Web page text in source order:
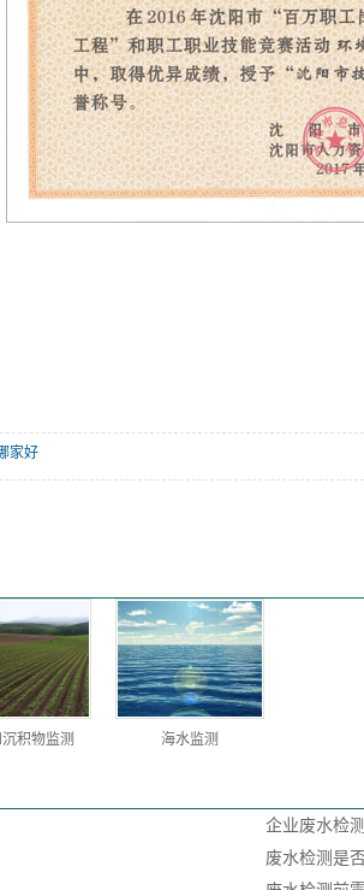
家好
积物监测 海水监测
企业废水检
废水检测是